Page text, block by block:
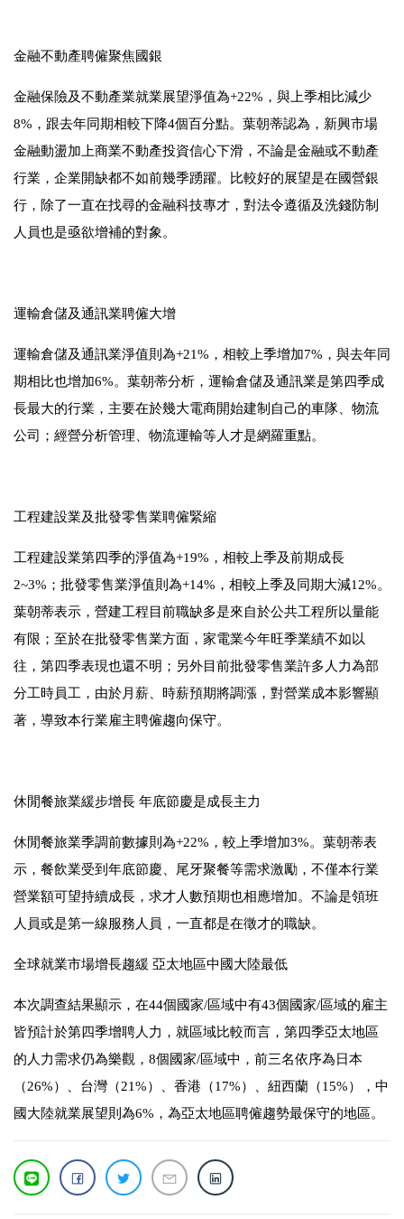
金融不動產聘僱聚焦國銀
金融保險及不動產業就業展望淨值為+22% ，與上季相比減少
8% ，跟去年同期相較下降4個百分點。葉朝蒂認為，新興市場
金融動盪加上商業不動產投資信心下滑，不論是金融或不動產
行業，企業開缺都不如前幾季踴躍。比較好的展望是在國營銀
行，除了一直在找尋的金融科技專才，對法令遵循及洗錢防制
人員也是亟欲增補的對象。
運輸倉儲及通訊業聘僱大增
運輸倉儲及通訊業淨值則為+21% ，相較上季增加7% ，與去年同
期相比也增加6%。葉朝蒂分析，運輸倉儲及通訊業是第四季成
長最大的行業，主要在於幾大電商開始建制自己的車隊、物流
公司；經營分析管理、物流運輸等人才是網羅重點。
工程建設業及批發零售業聘僱緊縮
工程建設業第四季的淨值為+19% ，相較上季及前期成長
2~3% ；批發零售業淨值則為+14% ，相較上季及同期大減12%。
葉朝蒂表示，營建工程目前職缺多是來自於公共工程所以量能
有限；至於在批發零售業方面，家電業今年旺季業績不如以
往，第四季表現也還不明；另外目前批發零售業許多人力為部
分工時員工，由於月薪、時薪預期將調漲，對營業成本影響顯
著，導致本行業雇主聘僱趨向保守。
休閒餐旅業緩步增長 年底節慶是成長主力
休閒餐旅業季調前數據則為+22% ，較上季增加3%。葉朝蒂表
示，餐飲業受到年底節慶、尾牙聚餐等需求激勵，不僅本行業
營業額可望持續成長，求才人數預期也相應增加。不論是領班
人員或是第一線服務人員，一直都是在徵才的職缺。
全球就業市場增長趨緩 亞太地區中國大陸最低
本次調查結果顯示，在44個國家/區域中有43個國家/區域的雇主
皆預計於第四季增聘人力，就區域比較而言，第四季亞太地區
的人力需求仍為樂觀， 8個國家/區域中，前三名依序為日本
（26%）、台灣（21%）、香港（17%）、紐西蘭（15%），中
國大陸就業展望則為6% ，為亞太地區聘僱趨勢最保守的地區。